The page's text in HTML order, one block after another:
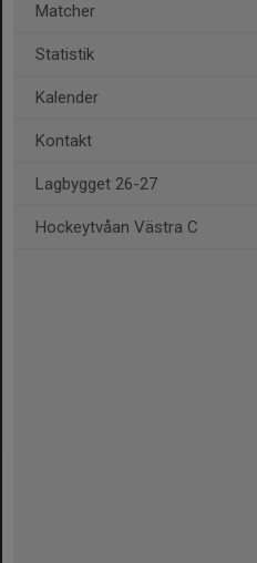
Matcher
Statistik
Kalender
Kontakt
Lagbygget 26-27
Hockeytvåan Västra C